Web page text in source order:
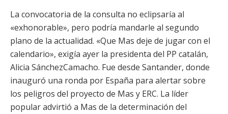
La convocatoria de la consulta no eclipsaría al
«exhonorable», pero podría mandarle al segundo
plano de la actualidad. «Que Mas deje de jugar con el
calendario», exigía ayer la presidenta del PP catalán,
Alicia SánchezCamacho. Fue desde Santander, donde
inauguró una ronda por España para alertar sobre
los peligros del proyecto de Mas y ERC. La líder
popular advirtió a Mas de la determinación del